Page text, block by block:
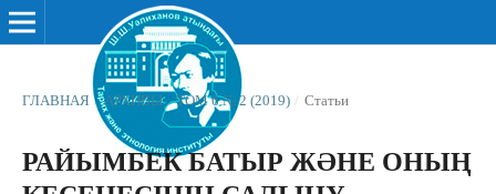
ГЛАВНАЯ / АРХИВЫ / ТОМ 6 № 2 (2019) / Статьи
РАЙЫМБЕК БАТЫР ЖƏНЕ ОНЫҢ